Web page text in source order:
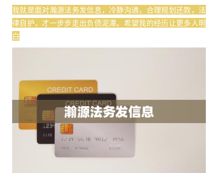
我就是面对瀚源法务发信息，冷静沟通，合理规划还款，法
律自护，才一步步走出负债泥潭。希望我的经历让更多人明
白